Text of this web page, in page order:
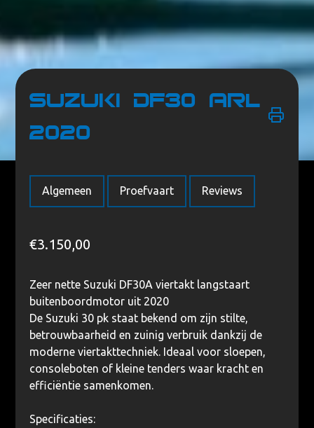
Suzuki DF30 ARL
2020
Algemeen Proefvaart Reviews
€3.150,00
Zeer nette Suzuki DF30A viertakt langstaart
buitenboordmotor uit 2020
De Suzuki 30 pk staat bekend om zijn stilte,
betrouwbaarheid en zuinig verbruik dankzij de
moderne viertakttechniek. Ideaal voor sloepen,
consoleboten of kleine tenders waar kracht en
efficiëntie samenkomen.
Specificaties: